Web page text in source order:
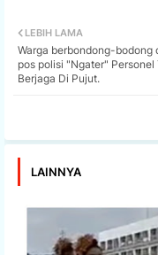
LEBIH LAMA
Warga berbondong-bodong
pos polisi "Ngater" Personel
Berjaga Di Pujut.
LAINNYA